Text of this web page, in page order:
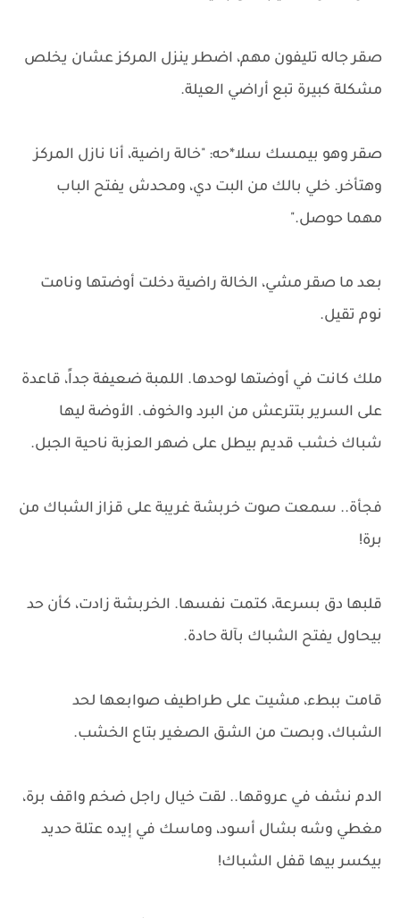
صقر جاله تليفون مهم، اضطر ينزل المركز عشان يخلص
مشكلة كبيرة تبع أراضي العيلة.
صقر وهو بيمسك سلا*حه: "خالة راضية، أنا نازل المركز
وهتأخر. خلي بالك من البت دي، ومحدش يفتح الباب
مهما حوصل."
بعد ما صقر مشي، الخالة راضية دخلت أوضتها ونامت
نوم تقيل.
ملك كانت في أوضتها لوحدها. اللمبة ضعيفة جداً، قاعدة
على السرير بتترعش من البرد والخوف. الأوضة ليها
شباك خشب قديم بيطل على ضهر العزبة ناحية الجبل.
فجأة.. سمعت صوت خربشة غريبة على قزاز الشباك من
برة!
قلبها دق بسرعة، كتمت نفسها. الخربشة زادت، كأن حد
بيحاول يفتح الشباك بآلة حادة.
قامت ببطء، مشيت على طراطيف صوابعها لحد
الشباك، وبصت من الشق الصغير بتاع الخشب.
الدم نشف في عروقها.. لقت خيال راجل ضخم واقف برة،
مغطي وشه بشال أسود، وماسك في إيده عتلة حديد
بيكسر بيها قفل الشباك!